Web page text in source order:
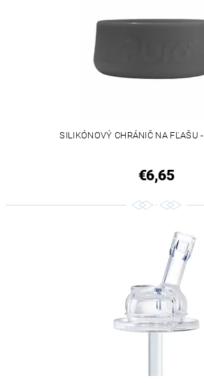
SILIKÓNOVÝ CHRÁNIČ NA FĽAŠU
€6,65